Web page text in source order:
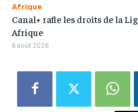
Afrique
Canal+ rafle les droits de la
Afrique
6 août 2026